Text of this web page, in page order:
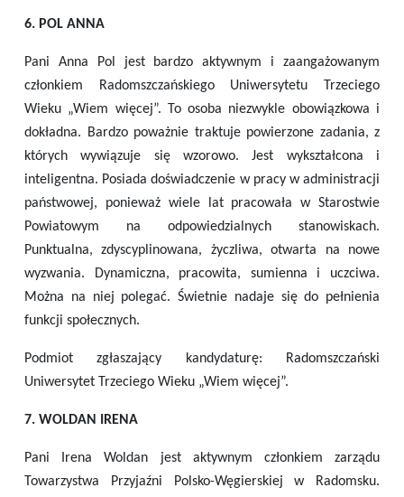
6. POL ANNA
Pani Anna Pol jest bardzo aktywnym i zaangażowanym
członkiem Radomszczańskiego Uniwersytetu Trzeciego
Wieku „Wiem więcej”. To osoba niezwykle obowiązkowa i
dokładna. Bardzo poważnie traktuje powierzone zadania, z
których wywiązuje się wzorowo. Jest wykształcona i
inteligentna. Posiada doświadczenie w pracy w administracji
państwowej, ponieważ wiele lat pracowała w Starostwie
Powiatowym na odpowiedzialnych stanowiskach.
Punktualna, zdyscyplinowana, życzliwa, otwarta na nowe
wyzwania. Dynamiczna, pracowita, sumienna i uczciwa.
Można na niej polegać. Świetnie nadaje się do pełnienia
funkcji społecznych.
Podmiot zgłaszający kandydaturę: Radomszczański
Uniwersytet Trzeciego Wieku „Wiem więcej”.
7. WOLDAN IRENA
Pani Irena Woldan jest aktywnym członkiem zarządu
Towarzystwa Przyjaźni Polsko-Węgierskiej w Radomsku.